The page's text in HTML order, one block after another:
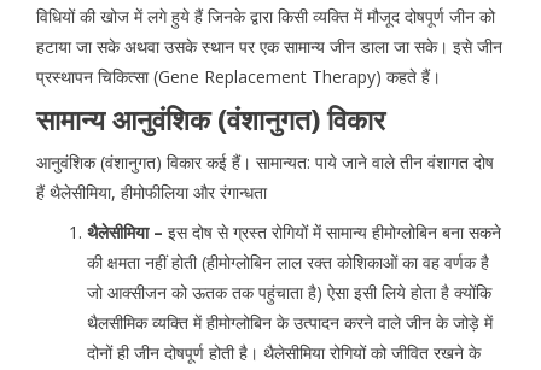
विधियों की खोज में लगे हुये हैं जिनके द्वारा किसी व्यक्ति में मौजूद दोषपूर्ण जीन को
हटाया जा सके अथवा उसके स्थान पर एक सामान्य जीन डाला जा सके। इसे जीन
प्रस्थापन चिकित्सा (Gene Replacement Therapy) कहते हैं।
सामान्य आनुवंशिक (वंशानुगत) विकार
आनुवंशिक (वंशानुगत) विकार कई हैं। सामान्यत: पाये जाने वाले तीन वंशागत दोष
हैं थैलेसीमिया, हीमोफीलिया और रंगान्धता
थैलेसीमिया – इस दोष से ग्रस्त रोगियों में सामान्य हीमोग्लोबिन बना सकने
की क्षमता नहीं होती (हीमोग्लोबिन लाल रक्त कोशिकाओं का वह वर्णक है
जो आक्सीजन को ऊतक तक पहुंचाता है) ऐसा इसी लिये होता है क्योंकि
थैलसीमिक व्यक्ति में हीमोग्लोबिन के उत्पादन करने वाले जीन के जोड़े में
दोनों ही जीन दोषपूर्ण होती है। थैलेसीमिया रोगियों को जीवित रखने के